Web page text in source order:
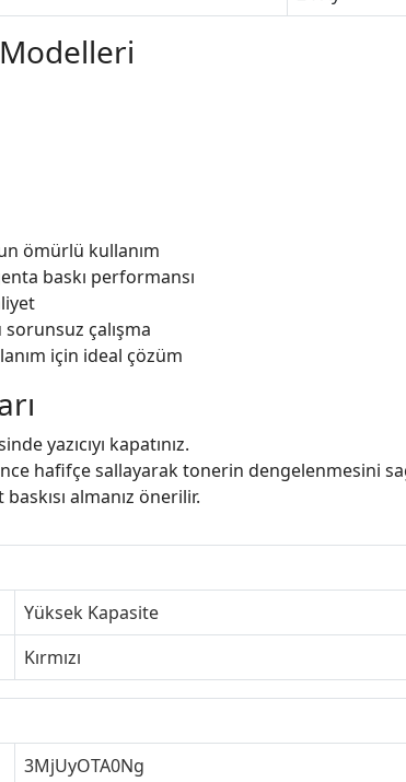
Modelleri
ömürlü kullanım
baskı performansı
sorunsuz çalışma
için ideal çözüm
yazıcıyı kapatınız.
hafifçe sallayarak tonerin dengelenmesini
almanız önerilir.
Yüksek Kapasite
Kırmızı
3MjUyOTA0Ng